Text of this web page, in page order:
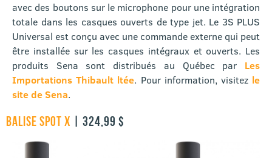
avec des boutons sur le microphone pour une intégration
totale dans les casques ouverts de type jet. Le 3S PLUS
Universal est conçu avec une commande externe qui peut
être installée sur les casques intégraux et ouverts. Les
produits Sena sont distribués au Québec par Les
Importations Thibault ltée. Pour information, visitez le
site de Sena.
BALISE SPOT X | 324,99 $